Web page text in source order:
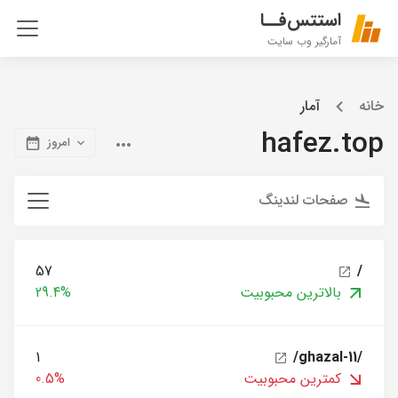
استتس‌فــا
آمارگیر وب سایت
خانه آمار
hafez.top امروز
صفحات لندینگ
/
57
بالاترین محبوبیت
29.4%
/ghazal-11/
1
کمترین محبوبیت
0.5%